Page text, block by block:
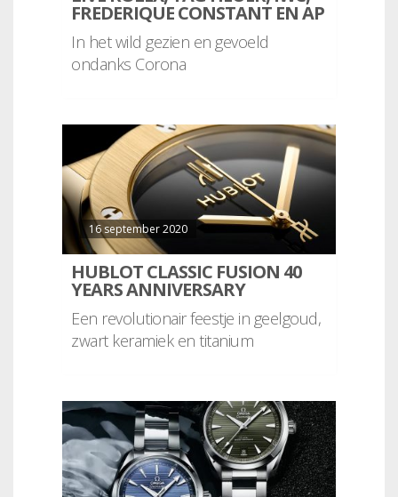
FREDERIQUE CONSTANT EN AP
In het wild gezien en gevoeld
ondanks Corona
16 september 2020
HUBLOT CLASSIC FUSION 40
YEARS ANNIVERSARY
Een revolutionair feestje in geelgoud,
zwart keramiek en titanium